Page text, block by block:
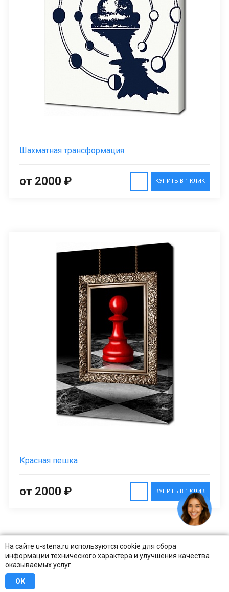
На сайте u-stena.ru используются cookie для сбора
информации технического характера и улучшения качества
оказываемых услуг.
ОК
Шахматная трансформация
КУПИТЬ В 1 КЛИК
от 2000 ₽
Красная пешка
КУПИТЬ В 1 КЛИК
от 2000 ₽
1 2 СЛЕДУЮЩАЯ
Декор на стену печатается на натуральном гипоаллергенном